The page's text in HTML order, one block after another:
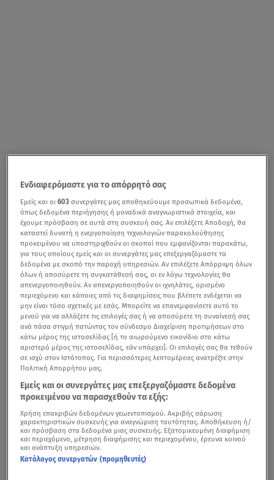
Η εξωτερική ωτίτιδα, κοινώς γνωστή ως νόσος του
κολυμβητή, είναι μια διαδεδομένη φλεγμονώδης πάθηση
που επηρεάζει τον έξω ακουστικό πόρο -ο οποίος
συνδέει το πτερύγιο τουαυτιούμε την τυμπανική
μεμβράνη- και εκδηλώνεται ως φλεγμονή.
Ενδιαφερόμαστε για το απόρρητό σας
Εμείς και οι603 συνεργάτες μας αποθηκεύουμε προσωπικά δεδομένα,
όπως δεδομένα περιήγησης ή μοναδικά αναγνωριστικά στοιχεία, και
έχουμε πρόσβαση σε αυτά στη συσκευή σας. Αν επιλέξετε Αποδοχή, θα
καταστεί δυνατή η ενεργοποίηση τεχνολογιών παρακολούθησης
προκειμένου να υποστηριχθούν οι σκοποί που εμφανίζονται παρακάτω,
για τους οποίους εμείς και οι συνεργάτες μας επεξεργαζόμαστε τα
δεδομένα με σκοπό την παροχή υπηρεσιών. Αν επιλέξετε Απόρριψη όλων
όλων ή αποσύρετε τη συγκατάθεσή σας, οι εν λόγω τεχνολογίες θα
απενεργοποιηθούν. Αν απενεργοποιηθούν οι ιχνηλάτες, ορισμένο
περιεχόμενο και κάποιες από τις διαφημίσεις που βλέπετε ενδέχεται να
μην είναι τόσο σχετικές με εσάς. Μπορείτε να επανεμφανίσετε αυτό το
μενού για να αλλάξετε τις επιλογές σας ή να αποσύρετε τη συναίνεσή σας
ανά πάσα στιγμή πατώντας τον σύνδεσμο Διαχείριση προτιμήσεων στο
κάτω μέρος της ιστοσελίδας [ή το αιωρούμενο εικονίδιο στο κάτω
αριστερό μέρος της ιστοσελίδας, εάν υπάρχει]. Οι επιλογές σας θα τεθούν
σε ισχύ στον Ιστότοπος. Για περισσότερες λεπτομέρειες ανατρέξτε στην
Πολιτική Απορρήτου μας.
Εμείς και οι συνεργάτες μας επεξεργαζόμαστε δεδομένα
προκειμένου να παρασχεθούν τα εξής:
Χρήση επακριβών δεδομένων γεωεντοπισμού. Ακριβής σάρωση
χαρακτηριστικών συσκευής για αναγνώριση ταυτότητας. Αποθήκευση ή/
και πρόσβαση στα δεδομένα μιας συσκευής. Εξατομικευμένη διαφήμιση
και περιεχόμενο, μέτρηση διαφήμισης και περιεχομένου, έρευνα κοινού
και ανάπτυξη υπηρεσιών.
Κατάλογος συνεργατών (προμηθευτές)